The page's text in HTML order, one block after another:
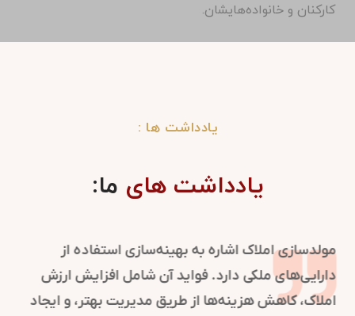
کارکنان و خانواده‌هایشان.
یادداشت ها :
یادداشت های ما:
روابط عمومی در سازمان‌ها نقش کلیدی در شکل‌گیری و
حفظ تصویر مثبت دارد. این فرایند با مدیریت ارتباطات و
اطلاع‌رسانی، اعتماد و شهرت سازمان را تقویت می‌کند.